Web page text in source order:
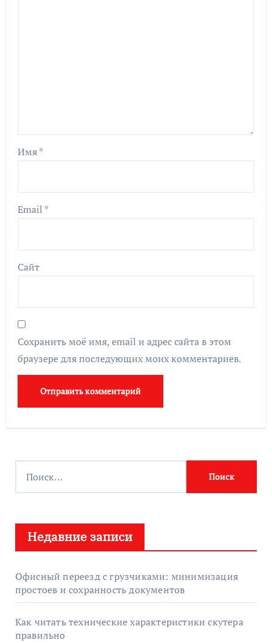
Имя*
Email *
Сайт
Сохранить моё имя, email и адрес сайта в этом
браузере для последующих моих комментариев.
:
Недавние записи
Офисный переезд с грузчиками: минимизация
простоев и сохранность документов
Как читать технические характеристики скутера
правильно